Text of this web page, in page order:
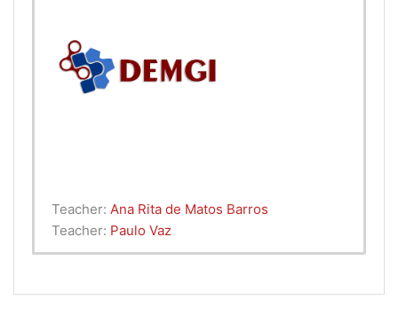
Teacher: Ana Rita de Matos Barros
Teacher: Paulo Vaz